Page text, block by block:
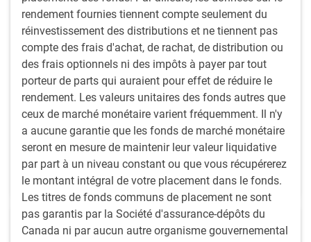
rendement fournies tiennent compte seulement du
réinvestissement des distributions et ne tiennent pas
compte des frais d'achat, de rachat, de distribution ou
des frais optionnels ni des impôts à payer par tout
porteur de parts qui auraient pour effet de réduire le
rendement. Les valeurs unitaires des fonds autres que
ceux de marché monétaire varient fréquemment. Il n'y
a aucune garantie que les fonds de marché monétaire
seront en mesure de maintenir leur valeur liquidative
par part à un niveau constant ou que vous récupérerez
le montant intégral de votre placement dans le fonds.
Les titres de fonds communs de placement ne sont
pas garantis par la Société d'assurance-dépôts du
Canada ni par aucun autre organisme gouvernemental
Marchés mondiaux des titres à revenu fixe
Après deux années de baisse, les obligations d’État
connaissent une certaine renaissance en 2023. La
remontée est attribuable au ralentissement de l’activité
économique, à la baisse de l’inflation et aux attentes
des investisseurs, dont nous sommes, selon lesquelles
la plupart des régions entreront en récession d’ici la fin
de l’année.